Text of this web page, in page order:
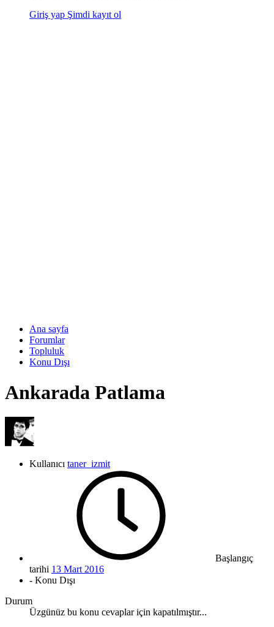
Giriş yap Şimdi kayıt ol
Ana sayfa
Forumlar
Topluluk
Konu Dışı
Ankarada Patlama
Kullanıcı taner_izmit
Başlangıç
tarihi 13 Mart 2016
- Konu Dışı
Durum
Üzgünüz bu konu cevaplar için kapatılmıştır...